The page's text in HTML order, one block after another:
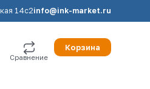
14с2info@ink-market.ru
Сравнение
Корзина